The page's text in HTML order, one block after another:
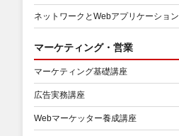
ネットワークとWebアプリケーショ
マーケティング・営業
マーケティング基礎講座
広告実務講座
Webマーケッター養成講座